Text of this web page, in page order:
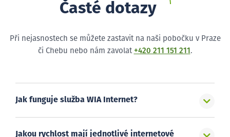
Časté dotazy
Při nejasnostech se můžete zastavit na naši pobočku v Praze
či Chebu nebo nám zavolat +420 211 151 211 .
Jak funguje služba WIA Internet?
Jakou rychlost mají jednotlivé internetové